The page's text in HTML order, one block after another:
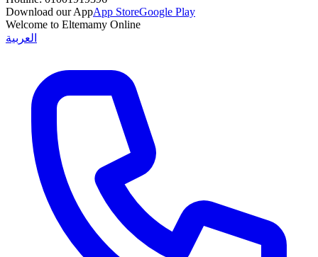
Download our AppApp StoreGoogle Play
Welcome to Eltemamy Online
العربية